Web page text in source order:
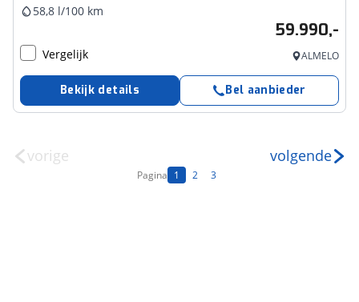
58,8 l/100 km
59.990,-
Vergelijk ALMELO
Bekijk details Bel aanbieder
vorige
Pagina 1 2 3
volgende